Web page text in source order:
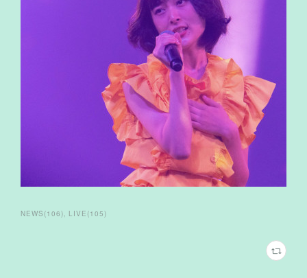
NEWS (106) LIVE (105)